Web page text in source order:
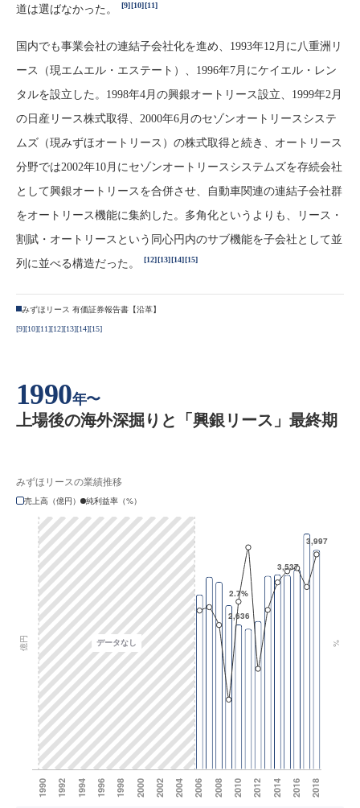
道は選ばなかった。
[9][10][11]
国内でも事業会社の連結子会社化を進め、1993年12月に八重洲リ
ース（現エムエル・エステート）、1996年7月にケイエル・レン
タルを設立した。1998年4月の興銀オートリース設立、1999年2月
の日産リース株式取得、2000年6月のセゾンオートリースシステ
ムズ（現みずほオートリース）の株式取得と続き、オートリース
分野では2002年10月にセゾンオートリースシステムズを存続会社
として興銀オートリースを合併させ、自動車関連の連結子会社群
をオートリース機能に集約した。多角化というよりも、リース・
割賦・オートリースという同心円内のサブ機能を子会社として並
列に並べる構造だった。
[12][13][14][15]
みずほリース 有価証券報告書【沿革】
[9][10][11][12][13][14][15]
1990年〜
上場後の海外深掘りと「興銀リース」最終期
みずほリースの業績推移
売上高（億円）
純利益率（%）